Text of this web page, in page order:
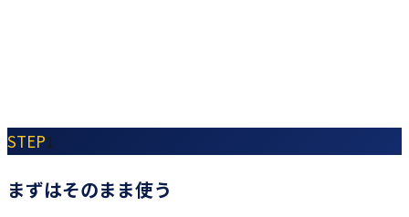
STEP1
まずはそのまま使う